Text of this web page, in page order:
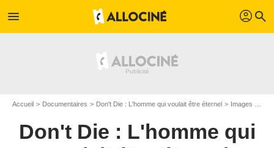
menu profil search
Accueil Documentaires Don't Die : L'homme qui voulait être éternel Images du documentaire Don't Die : L'homme qui voulait être éternel
Don't Die : L'homme qui